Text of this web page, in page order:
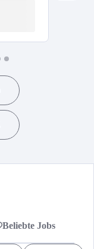
Beliebte Jobs